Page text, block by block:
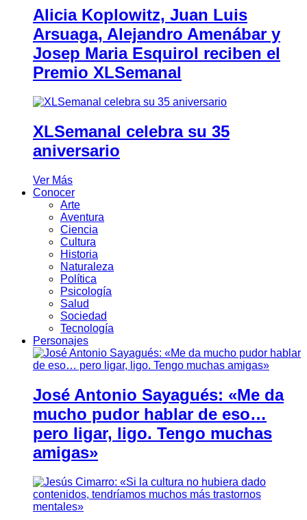
Alicia Koplowitz, Juan Luis
Arsuaga, Alejandro Amenábar y
Josep Maria Esquirol reciben el
Premio XLSemanal
XLSemanal celebra su 35
aniversario
Ver Más
Conocer
Arte
Aventura
Ciencia
Cultura
Historia
Naturaleza
Política
Psicología
Salud
Sociedad
Tecnología
Personajes
José Antonio Sayagués: «Me da
mucho pudor hablar de eso…
pero ligar, ligo. Tengo muchas
amigas»